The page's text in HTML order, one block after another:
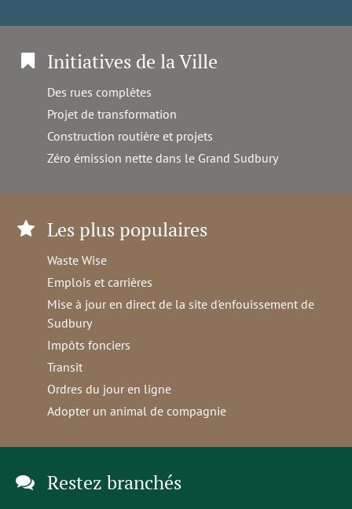
Initiatives de la Ville
Des rues complètes
Projet de transformation
Construction routière et projets
Zéro émission nette dans le Grand Sudbury
Les plus populaires
Waste Wise
Emplois et carrières
Mise à jour en direct de la site d'enfouissement de
Sudbury
Impôts fonciers
Transit
Ordres du jour en ligne
Adopter un animal de compagnie
Restez branchés